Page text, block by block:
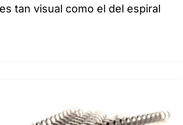
tan visual como el del espiral